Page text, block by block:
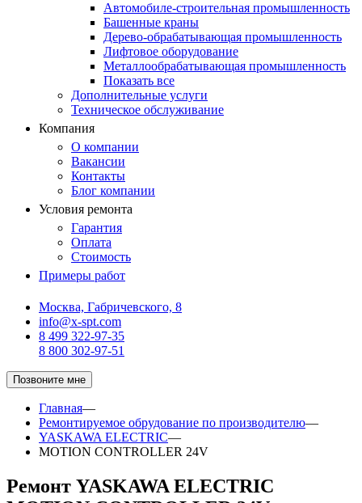
Автомобиле-строительная промышленность
Башенные краны
Дерево-обрабатывающая промышленность
Лифтовое оборудование
Металлообрабатывающая промышленность
Показать все
Дополнительные услуги
Техническое обслуживание
Компания
О компании
Вакансии
Контакты
Блог компании
Условия ремонта
Гарантия
Оплата
Стоимость
Примеры работ
Москва, Габричевского, 8
info@x-spt.com
8 499 322-97-35
8 800 302-97-51
Позвоните мне
Главная—
Ремонтируемое обрудование по производителю—
YASKAWA ELECTRIC—
MOTION CONTROLLER 24V
Ремонт YASKAWA ELECTRIC